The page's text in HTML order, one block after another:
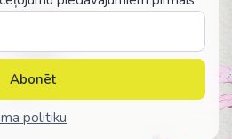
Abonēt
politiku